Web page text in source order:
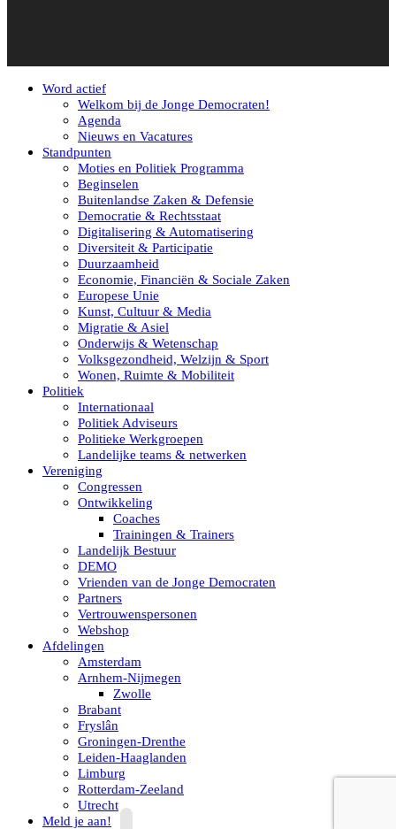
Word actief
Welkom bij de Jonge Democraten!
Agenda
Nieuws en Vacatures
Standpunten
Moties en Politiek Programma
Beginselen
Buitenlandse Zaken & Defensie
Democratie & Rechtsstaat
Digitalisering & Automatisering
Diversiteit & Participatie
Duurzaamheid
Economie, Financiën & Sociale Zaken
Europese Unie
Kunst, Cultuur & Media
Migratie & Asiel
Onderwijs & Wetenschap
Volksgezondheid, Welzijn & Sport
Wonen, Ruimte & Mobiliteit
Politiek
Internationaal
Politiek Adviseurs
Politieke Werkgroepen
Landelijke teams & netwerken
Vereniging
Congressen
Ontwikkeling
Coaches
Trainingen & Trainers
Landelijk Bestuur
DEMO
Vrienden van de Jonge Democraten
Partners
Vertrouwenspersonen
Webshop
Afdelingen
Amsterdam
Arnhem-Nijmegen
Zwolle
Brabant
Fryslân
Groningen-Drenthe
Leiden-Haaglanden
Limburg
Rotterdam-Zeeland
Utrecht
Meld je aan!